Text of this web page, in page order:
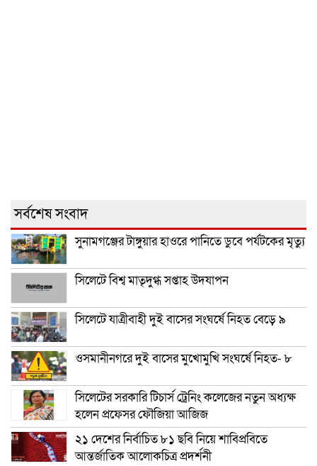
সর্বশেষ সংবাদ
সুনামগঞ্জের টাঙ্গুয়ার হাওরে পানিতে ডুবে পর্যটকের মৃত্যু
সিলেটে বিশ্ব মাতৃদুগ্ধ সপ্তাহ উদযাপন
সিলেটে যাত্রীবাহী দুই বাসের সংঘর্ষে নিহত বেড়ে ৯
ওসমানীনগরে দুই বাসের মুখোমুখি সংঘর্ষে নিহত- ৮
সিলেটের সরকারি টিচার্স ট্রেনিং কলেজের নতুন অধ্যক্ষ
হলেন প্রফেসর ফৌজিয়া আজিজ
২১ দেশের নির্বাচিত ৮১ ছবি নিয়ে শাবিপ্রবিতে
আন্তর্জাতিক আলোকচিত্র প্রদর্শনী